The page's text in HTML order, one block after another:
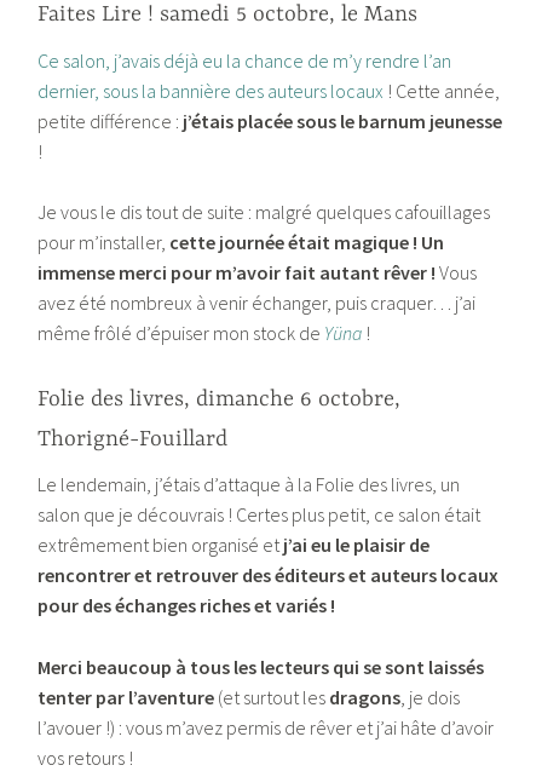
Faites Lire ! samedi 5 octobre, le Mans
Ce salon, j’avais déjà eu la chance de m’y rendre l’an
dernier, sous la bannière des auteurs locaux ! Cette année,
petite différence : j’étais placée sous le barnum jeunesse
!
Je vous le dis tout de suite : malgré quelques cafouillages
pour m’installer, cette journée était magique ! Un
immense merci pour m’avoir fait autant rêver ! Vous
avez été nombreux à venir échanger, puis craquer… j’ai
même frôlé d’épuiser mon stock de Yüna !
Folie des livres, dimanche 6 octobre,
Thorigné-Fouillard
Le lendemain, j’étais d’attaque à la Folie des livres, un
salon que je découvrais ! Certes plus petit, ce salon était
extrêmement bien organisé etj’ai eu le plaisir de
rencontrer et retrouver des éditeurs et auteurs locaux
pour des échanges riches et variés !
Merci beaucoup à tous les lecteurs qui se sont laissés
tenter par l’aventure (et surtout les dragons , je dois
l’avouer !) : vous m’avez permis de rêver et j’ai hâte d’avoir
vos retours !